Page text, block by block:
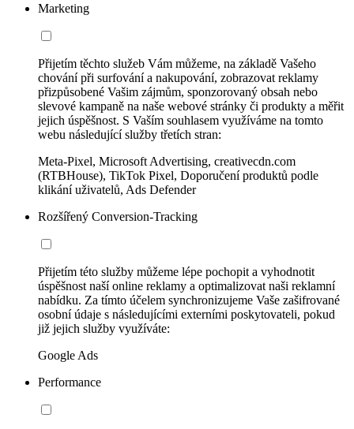
Marketing
Přijetím těchto služeb Vám můžeme, na základě Vašeho
chování při surfování a nakupování, zobrazovat reklamy
přizpůsobené Vašim zájmům, sponzorovaný obsah nebo
slevové kampaně na naše webové stránky či produkty a měřit
jejich úspěšnost. S Vaším souhlasem využíváme na tomto
webu následující služby třetích stran:
Meta-Pixel, Microsoft Advertising, creativecdn.com
(RTBHouse), TikTok Pixel, Doporučení produktů podle
klikání uživatelů, Ads Defender
Rozšířený Conversion-Tracking
Přijetím této služby můžeme lépe pochopit a vyhodnotit
úspěšnost naší online reklamy a optimalizovat naši reklamní
nabídku. Za tímto účelem synchronizujeme Vaše zašifrované
osobní údaje s následujícími externími poskytovateli, pokud
již jejich služby využíváte:
Google Ads
Performance